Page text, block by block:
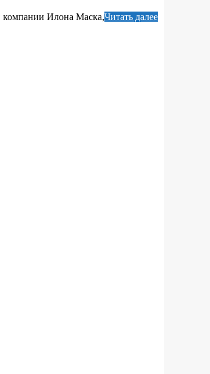
компании Илона Маска,Читать далее